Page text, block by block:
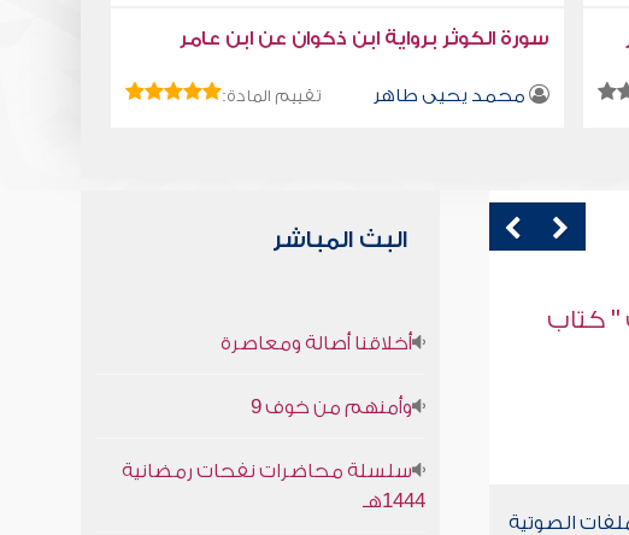
سورة الكوثر برواية ابن ذكوان عن ابن عامر
محمد يحيى طاهر تقييم المادة:
الصوتية
البث المباشر
أخلاقنا أصالة ومعاصرة
وأمنهم من خوف 9
سلسلة محاضرات نفحات رمضانية
1444هـ